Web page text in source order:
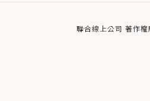
聯合線上公司 著作